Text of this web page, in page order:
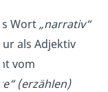
Wort„narrativ“
als Adjektiv
vom
(erzählen)